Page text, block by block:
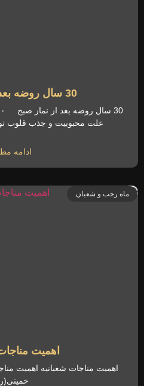
30 سال روضه بعد از نماز صبح
علت محبوبیت و جذب قلوب
ادامه
ماه رجب و شعبان
اهمیت
اهمیت مناجات شعبانیه اهمیت